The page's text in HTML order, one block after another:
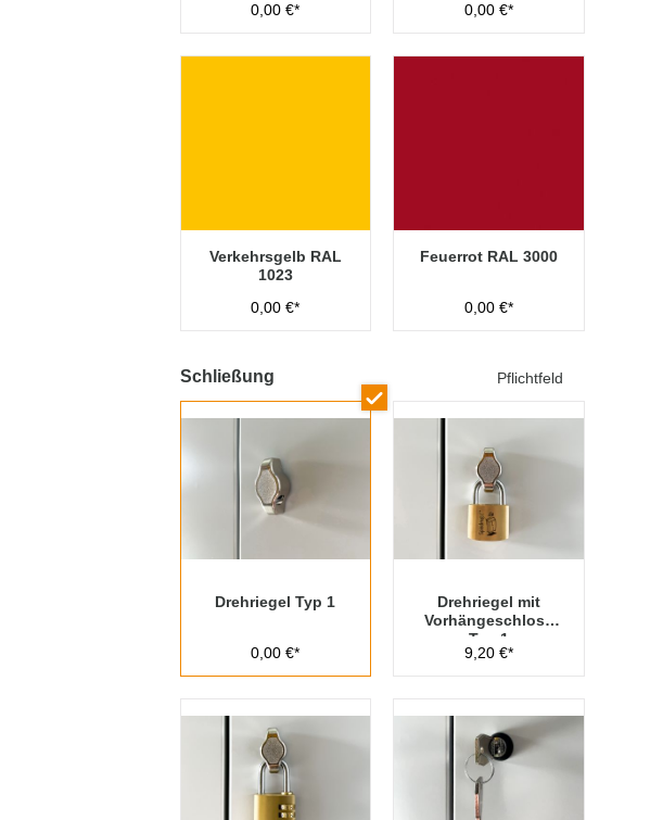
0,00 €*
0,00 €*
Verkehrsgelb RAL
1023
0,00 €*
Feuerrot RAL 3000
0,00 €*
Schließung Pflichtfeld
Drehriegel Typ 1
0,00 €*
Drehriegel mit
Vorhängeschloss
Typ 1
9,20 €*